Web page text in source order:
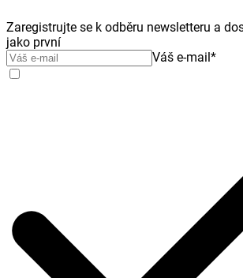
Zaregistrujte se k odběru newsletteru a
jako první
Váš e-mail*